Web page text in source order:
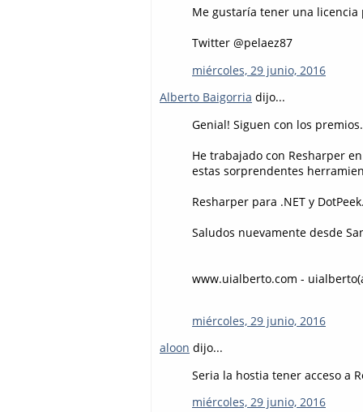
Me gustaría tener una licencia
Twitter @pelaez87
miércoles, 29 junio, 2016
Alberto Baigorria dijo...
Genial! Siguen con los
He trabajado con Resharper
estas sorprendentes
Resharper para .NET y
Saludos nuevamente desde
www.uialberto.com -
miércoles, 29 junio, 2016
aloon dijo...
Seria la hostia tener acceso a
miércoles, 29 junio, 2016